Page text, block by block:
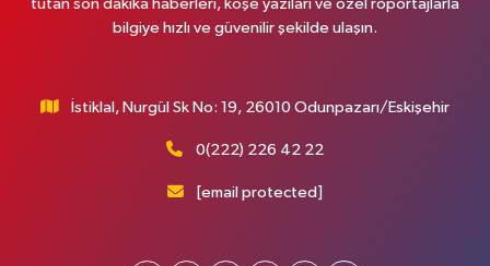
tutan son dakika haberleri, köşe yazıları ve özel röportajlarla
bilgiye hızlı ve güvenilir şekilde ulaşın.
İstiklal, Nurgül Sk No: 19, 26010 Odunpazarı/Eskişehir
0(222) 226 42 22
[email protected]